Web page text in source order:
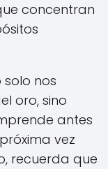
concentran
nos
oro, sino
antes
vez
recuerda que